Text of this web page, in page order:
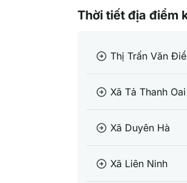
Thời tiết địa điểm
arrow_circle_right Thị Trấn Văn
arrow_circle_right Xã Tả Thanh Oai
arrow_circle_right Xã Duyên Hà
arrow_circle_right Xã Liên Ninh